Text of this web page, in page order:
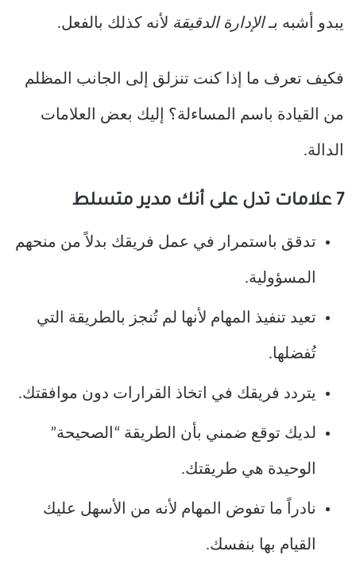
يبدو أشبه بـالإدارة الدقيقة لأنه كذلك بالفعل.
فكيف تعرف ما إذا كنت تنزلق إلى الجانب المظلم
من القيادة باسم المساءلة؟ إليك بعض العلامات
الدالة.
7 علامات تدل على أنك مدير متسلط
تدقق باستمرار في عمل فريقك بدلاً من منحهم
المسؤولية.
تعيد تنفيذ المهام لأنها لم تُنجز بالطريقة التي
تُفضلها.
يتردد فريقك في اتخاذ القرارات دون موافقتك.
لديك توقع ضمني بأن الطريقة “الصحيحة”
الوحيدة هي طريقتك.
نادراً ما تفوض المهام لأنه من الأسهل عليك
القيام بها بنفسك.